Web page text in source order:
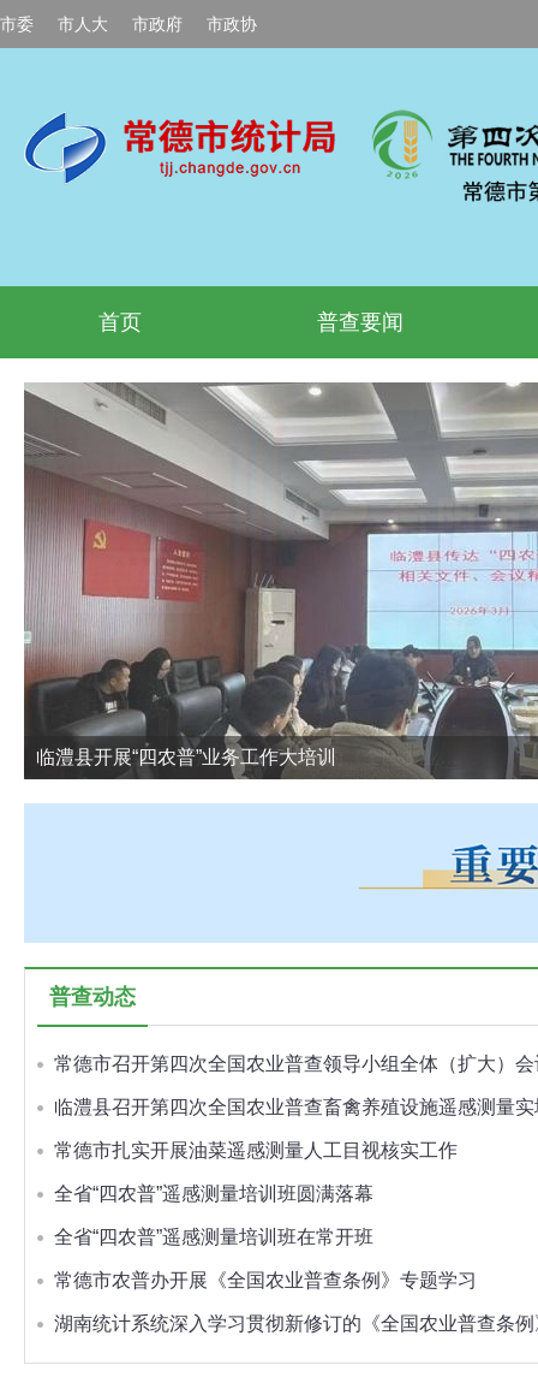
市委 市人大 市政府 市政协
首页 普查要闻
临澧县开展“四农普”业务工作大培训
普查动态
常德市召开第四次全国农业普查领导小组全体（扩大）会
临澧县召开第四次全国农业普查畜禽养殖设施遥感测量
常德市扎实开展油菜遥感测量人工目视核实工作
全省“四农普”遥感测量培训班圆满落幕
全省“四农普”遥感测量培训班在常开班
常德市农普办开展《全国农业普查条例》专题学习
湖南统计系统深入学习贯彻新修订的《全国农业普查条例